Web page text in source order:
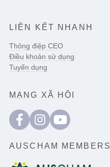
LIÊN KẾT NHANH
Thông điệp CEO
Điều khoản sử dụng
Tuyển dụng
MẠNG XÃ HỘI
AUSCHAM MEMBERS